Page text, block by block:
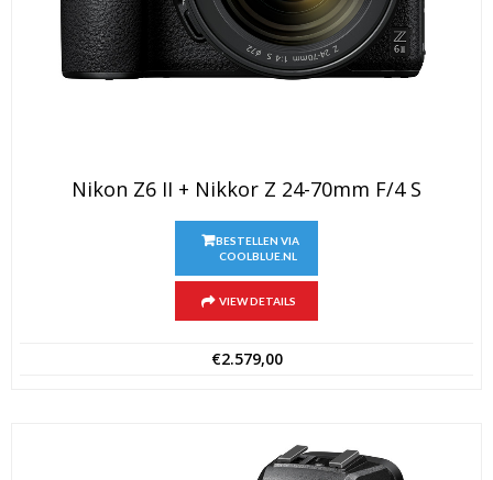
Nikon Z6 II + Nikkor Z 24-70mm F/4 S
BESTELLEN VIA
COOLBLUE.NL
VIEW DETAILS
€2.579,00